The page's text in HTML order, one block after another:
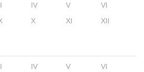
IV V
VI
X XI XII
IV V
VI